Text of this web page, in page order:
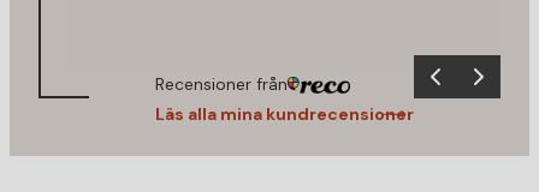
Recensioner från
Läs alla mina kundrecensioner